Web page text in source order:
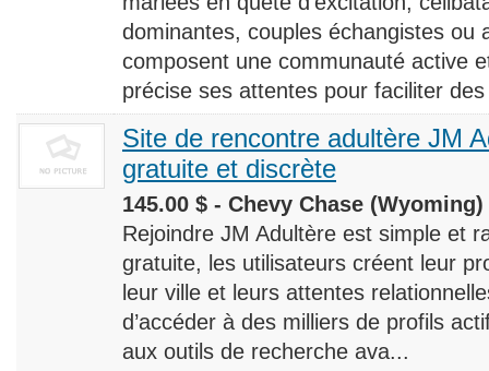
dominantes, couples échangistes ou
composent une communauté active
précise ses attentes pour faciliter
Site de rencontre adultère JM
gratuite et discrète
145.00 $ - Chevy Chase (Wyoming)
Rejoindre JM Adultère est simple et
gratuite, les utilisateurs créent leur
leur ville et leurs attentes
d’accéder à des milliers de profils
aux outils de recherche ava...